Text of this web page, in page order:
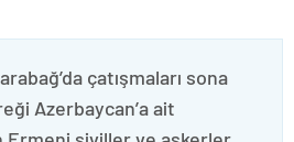
çatışmaları sona
Azerbaycan’a ait